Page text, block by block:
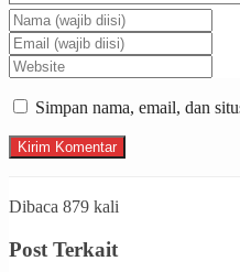
Simpan nama, email, dan
Dibaca 879 kali
Post Terkait